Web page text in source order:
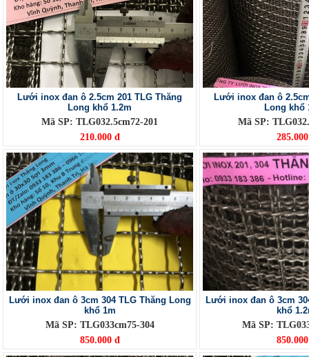
Lưới inox đan ô 2.5cm 201 TLG Thăng
Long khổ 1.2m
Mã SP: TLG032.5cm72-201
210.000 đ
Lưới inox đan ô
Long khổ
Mã SP:
Lưới inox đan ô 3cm 304 TLG Thăng Long
khổ 1m
Mã SP: TLG033cm75-304
850.000 đ
Lưới inox đan ô 3cm
khổ
Mã SP: